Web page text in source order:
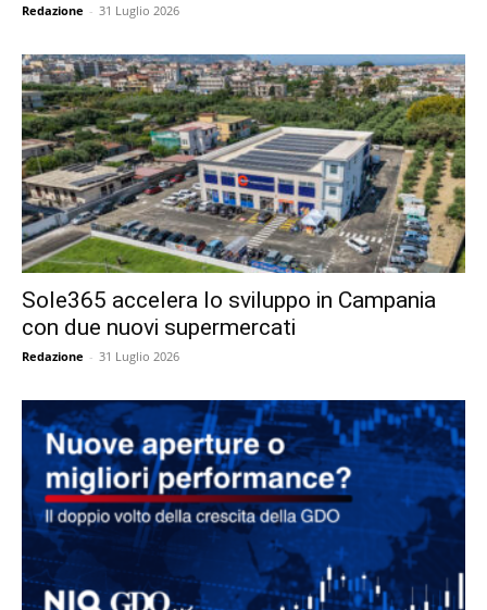
Redazione - 31 Luglio 2026
Sole365 accelera lo sviluppo in Campania
con due nuovi supermercati
Redazione - 31 Luglio 2026